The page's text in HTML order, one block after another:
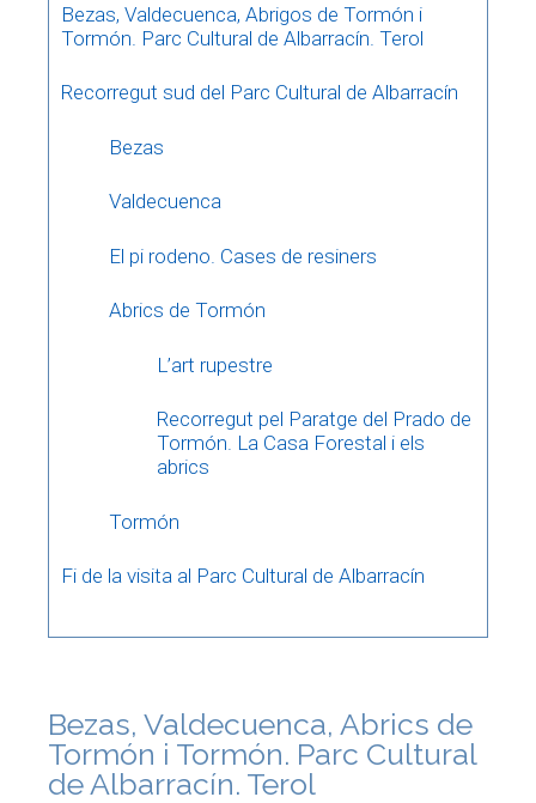
Bezas, Valdecuenca, Abrigos de Tormón i
Tormón. Parc Cultural de Albarracín. Terol
Recorregut sud del Parc Cultural de Albarracín
Bezas
Valdecuenca
El pi rodeno. Cases de resiners
Abrics de Tormón
L’art rupestre
Recorregut pel Paratge del Prado de
Tormón. La Casa Forestal i els
abrics
Tormón
Fi de la visita al Parc Cultural de Albarracín
Bezas, Valdecuenca, Abrics de
Tormón i Tormón. Parc Cultural
de Albarracín. Terol